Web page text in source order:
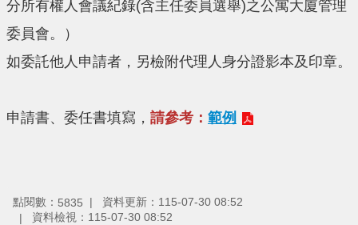
分所有權人會議紀錄(含主任委員選舉)之公寓大廈管理
委員會。）
如委託他人申請者，另檢附代理人身分證影本及印章。
申請書、委任書填寫， 請參考： 範例
點閱數： 5835
資料更新：115-07-30 08:52
資料檢視：115-07-30 08:52